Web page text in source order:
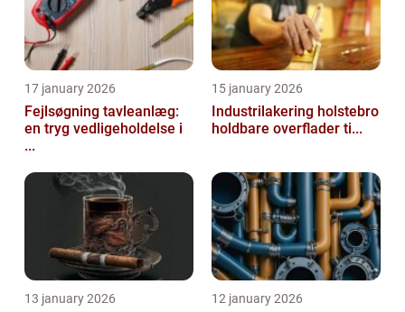
17 january 2026
Fejlsøgning tavleanlæg:
en tryg vedligeholdelse i
...
15 january 2026
Industrilakering holstebro
holdbare overflader ti...
13 january 2026 12 january 2026